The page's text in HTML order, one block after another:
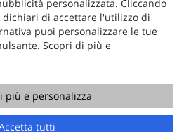
S.r.l., Tutti i diritti
sulla privacy-Cookie Policy
personalizzata. Cliccando
di accettare l'utilizzo di
puoi personalizzare le tue
Scopri di più e
più e personalizza
tutti